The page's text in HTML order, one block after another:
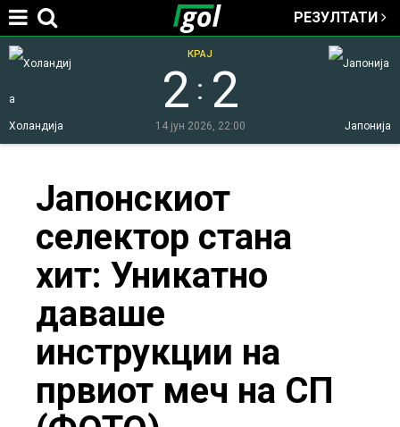
Jump to navigation
РЕЗУЛТАТИ
Холандија Јапонија
2 : 2
КРАЈ
14 јун 2026, 22:00
here
Јапонскиот
селектор стана
хит: Уникатно
даваше
инструкции на
првиот меч на СП